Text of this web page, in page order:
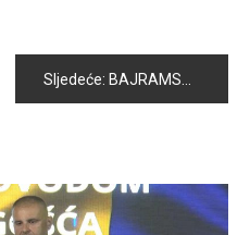
Sljedeće: BAJRAMSKA ČESTITKA I PORUKA VOGOŠĆANSKOG IMAMA MUSLIJE EF. ČELIKOVIĆA